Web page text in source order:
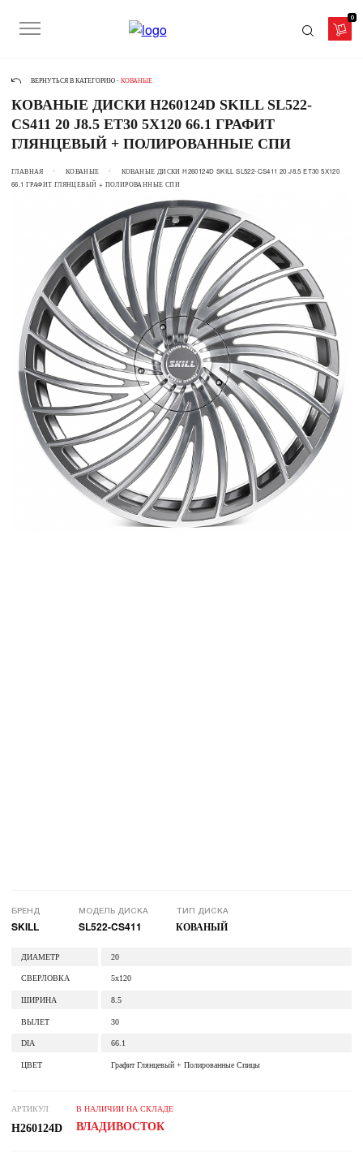
0
ВЕРНУТЬСЯ В КАТЕГОРИЮ - КОВАНЫЕ
КОВАНЫЕ ДИСКИ H260124D SKILL SL522-
CS411 20 J8.5 ET30 5X120 66.1 ГРАФИТ
ГЛЯНЦЕВЫЙ + ПОЛИРОВАННЫЕ СПИ
ГЛАВНАЯ КОВАНЫЕ
КОВАНЫЕ ДИСКИ H260124D SKILL SL522-CS411 20 J8.5 ET30 5X120
66.1 ГРАФИТ ГЛЯНЦЕВЫЙ + ПОЛИРОВАННЫЕ СПИ
БРЕНД
SKILL
МОДЕЛЬ ДИСКА
SL522-CS411
ТИП ДИСКА
КОВАНЫЙ
ДИАМЕТР 20
СВЕРЛОВКА 5x120
ШИРИНА 8.5
ВЫЛЕТ 30
DIA 66.1
ЦВЕТ Графит Глянцевый + Полированные Спицы
АРТИКУЛ
H260124D
В НАЛИЧИИ НА СКЛАДЕ
ВЛАДИВОСТОК